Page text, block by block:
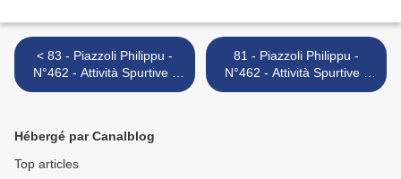
< 83 - Piazzoli Philippu -
N°462 - Attività Spurtive -
Ballo
81 - Piazzoli Philippu -
N°462 - Attività Spurtive -
Ballo >
Hébergé par Canalblog
Top articles